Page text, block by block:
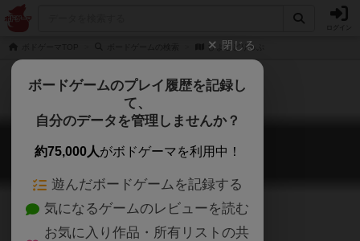
ひよこどりっぷ
ひよこどりっぷ
Chickpea Drip
閉じる
ボードゲームのプレイ履歴を記録し
て、
自分のデータを管理しませんか？
約75,000人がボドゲーマを利用中！
遊んだボードゲームを記録する
気になるゲームのレビューを読む
お気に入り作品・所有リストの共